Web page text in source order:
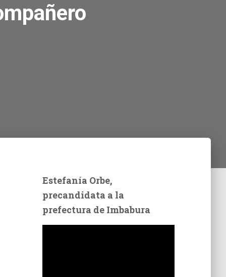
Estefanía Orbe,
precandidata a la
prefectura de Imbabura